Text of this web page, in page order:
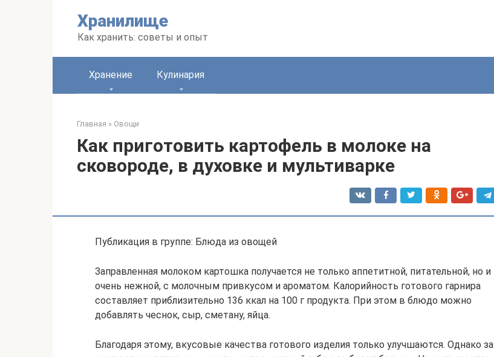
Хранилище
Как хранить: советы и опыт
Хранение Кулинария
Главная » Овощи
Как приготовить картофель в молоке на
сковороде, в духовке и мультиварке
Публикация в группе: Блюда из овощей
Заправленная молоком картошка получается не только аппетитной, питательной, но и
очень нежной, с молочным привкусом и ароматом. Калорийность готового гарнира
составляет приблизительно 136 ккал на 100 г продукта. При этом в блюдо можно
добавлять чеснок, сыр, сметану, яйца.
Благодаря этому, вкусовые качества готового изделия только улучшаются. Однако за